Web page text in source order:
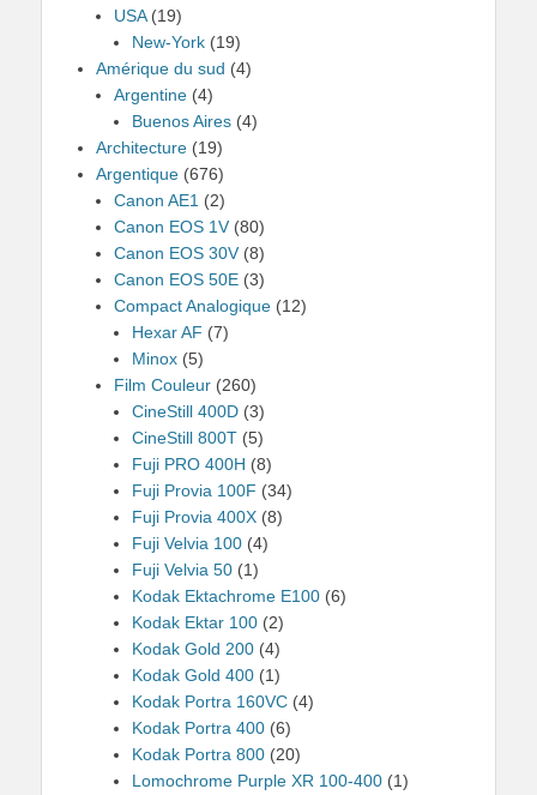
USA(19)
New-York (19)
Amérique du sud (4)
Argentine (4)
Buenos Aires (4)
Architecture (19)
Argentique (676)
Canon AE1 (2)
Canon EOS 1V (80)
Canon EOS 30V (8)
Canon EOS 50E (3)
Compact Analogique (12)
Hexar AF (7)
Minox (5)
Film Couleur (260)
CineStill 400D (3)
CineStill 800T (5)
Fuji PRO 400H (8)
Fuji Provia 100F (34)
Fuji Provia 400X (8)
Fuji Velvia 100 (4)
Fuji Velvia 50 (1)
Kodak Ektachrome E100 (6)
Kodak Ektar 100 (2)
Kodak Gold 200 (4)
Kodak Gold 400 (1)
Kodak Portra 160VC (4)
Kodak Portra 400 (6)
Kodak Portra 800 (20)
Lomochrome Purple XR 100-400 (1)